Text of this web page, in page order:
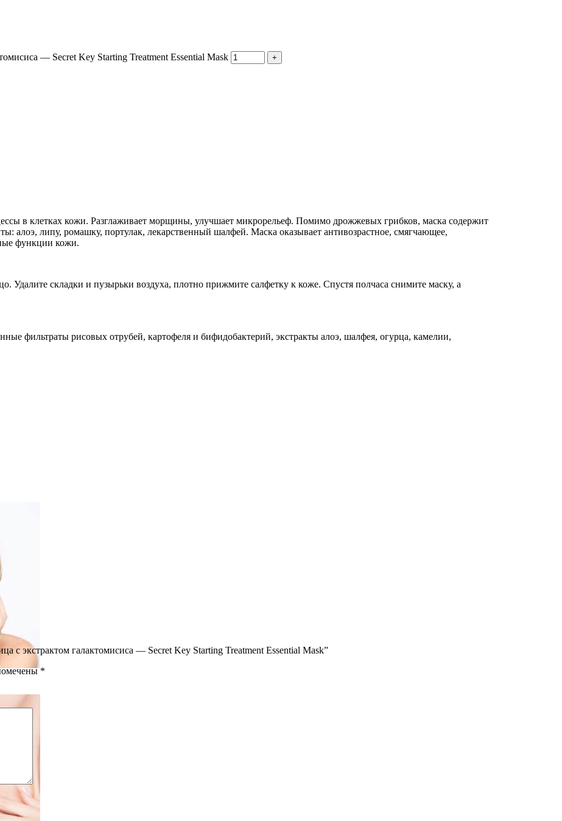
— Secret Key Starting Treatment Essential Mask
в клетках кожи. Разглаживает морщины, улучшает микрорельеф. Помимо дрожжевых грибков, маска содержит
алоэ, липу, ромашку, портулак, лекарственный шалфей. Маска оказывает антивозрастное, смягчающее,
функции кожи.
Удалите складки и пузырьки воздуха, плотно прижмите салфетку к коже. Спустя полчаса снимите маску, а
фильтраты рисовых отрубей, картофеля и бифидобактерий, экстракты алоэ, шалфея, огурца, камелии,
с экстрактом галактомисиса — Secret Key Starting Treatment Essential Mask”
*